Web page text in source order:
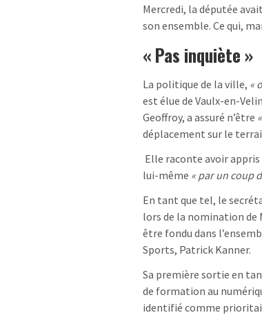
Mercredi, la députée
son ensemble. Ce qui,
« Pas inquiète »
La politique de la ville, «
est élue de Vaulx-en-
Geoffroy, a assuré n’être
déplacement sur le
Elle raconte avoir
lui-même « par un coup
En tant que tel, le
lors de la nomination de
être fondu dans
Sports, Patrick Kanner.
Sa première sortie en
de formation au
identifié comme